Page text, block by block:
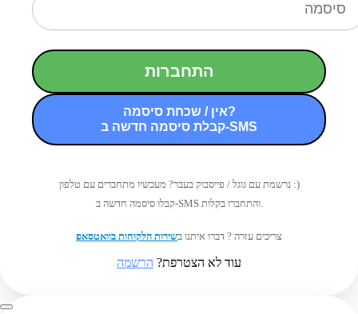
התחברות
אין / שכחת סיסמה?
קבלת סיסמה חדשה ב-SMS
נרשמת עם גוגל / פייסבוק בעבר? מעכשיו מתחברים עם טלפון :)
קבלו סיסמה חדשה ב-SMS והתחברו בקלות.
צריכים עזרה ? דברו איתנו בשירות הלקוחות בוואטסאפ
עוד לא הצטרפת? הרשמה